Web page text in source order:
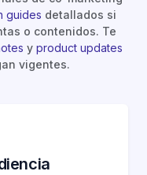
guides detallados si
o contenidos. Te
y product updates
vigentes.